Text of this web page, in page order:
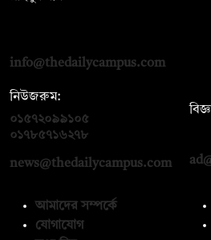
info@thedailycampus.com
নিউজরুম:
০১৫৭২০৯৯১০৫
০১৭৮৫৭১৬২৭৮
news@thedailycampus.com
আমাদের সম্পর্কে
যোগাযোগ